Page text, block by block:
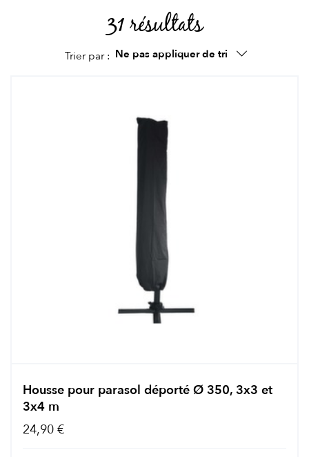
31 résultats
Trier par : Ne pas appliquer de tri
Housse pour parasol déporté Ø 350, 3x3 et
3x4 m
24,90 €